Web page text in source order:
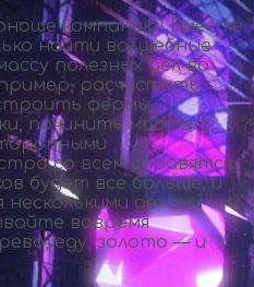
компанию! Вместе
найти волшебные
полезных дел во
расчистить
фермы,
починить мосты.
со всем справятся.
будет все больше, и
делами
вовремя
еду, золото — и